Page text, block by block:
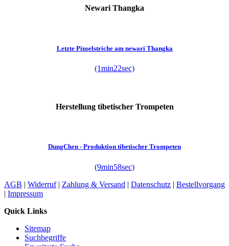
Newari Thangka
Letzte Pinselstriche am newari Thangka
(1min22sec)
Herstellung tibetischer Trompeten
DungChen - Produktion tibetischer Trompeten
(9min58sec)
AGB | Widerruf| Zahlung & Versand | Datenschutz | Bestellvorgang
| Impressum
Quick Links
Sitemap
Suchbegriffe